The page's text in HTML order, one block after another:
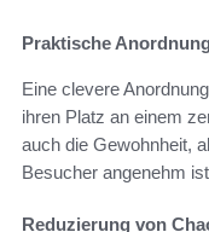
Praktische
Eine clevere
ihren Platz an einem
auch die Gewohnheit,
Besucher angenehm
Reduzierung von